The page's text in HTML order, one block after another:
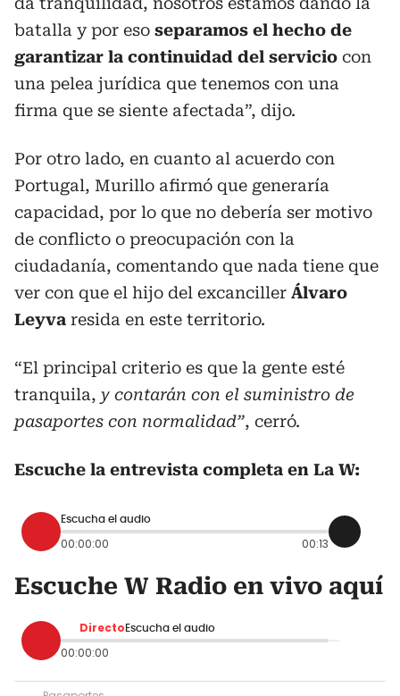
batalla y por eso separamos el hecho de
garantizar la continuidad del servicio con
una pelea jurídica que tenemos con una
firma que se siente afectada”, dijo.
Por otro lado, en cuanto al acuerdo con
Portugal, Murillo afirmó que generaría
capacidad, por lo que no debería ser motivo
de conflicto o preocupación con la
ciudadanía, comentando que nada tiene que
ver con que el hijo del excanciller Álvaro
Leyva resida en este territorio.
“El principal criterio es que la gente esté
tranquila, y contarán con el suministro de
pasaportes con normalidad”, cerró.
Escuche la entrevista completa en La W:
Escucha el audio
00:00:00 00:13
Escuche W Radio en vivo aquí
Directo Escucha el audio
00:00:00